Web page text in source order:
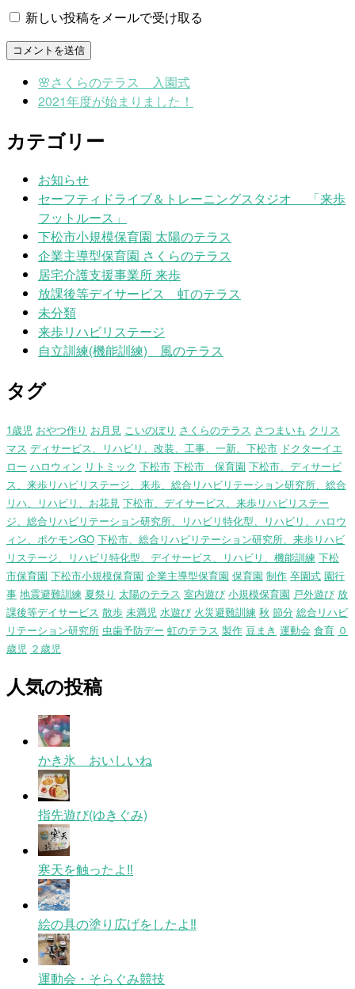
新しい投稿をメールで受け取る
🌸さくらのテラス 入園式
2021年度が始まりました！
カテゴリー
お知らせ
セーフティドライブ＆トレーニングスタジオ 「来歩
フットルース」
下松市小規模保育園 太陽のテラス
企業主導型保育園 さくらのテラス
居宅介護支援事業所 来歩
放課後等デイサービス 虹のテラス
未分類
来歩リハビリステージ
自立訓練(機能訓練) 風のテラス
タグ
1歳児 おやつ作り お月見 こいのぼり さくらのテラス さつまいも クリス
マス ディサービス、リハビリ、改装、工事、一新、下松市 ドクターイエ
ロー ハロウィン リトミック 下松市 下松市 保育園 下松市、ディサービ
ス、来歩リハビリステージ、来歩、総合リハビリテーション研究所、総合
リハ、リハビリ、お花見 下松市、デイサービス、来歩リハビリステー
ジ、総合リハビリテーション研究所、リハビリ特化型、リハビリ、ハロウ
ィン、ポケモンGO 下松市、総合リハビリテーション研究所、来歩リハビ
リステージ、リハビリ特化型、デイサービス、リハビリ、機能訓練 下松
市保育園 下松市小規模保育園 企業主導型保育園 保育園 制作 卒園式 園行
事 地震避難訓練 夏祭り 太陽のテラス 室内遊び 小規模保育園 戸外遊び 放
課後等デイサービス 散歩 未満児 水遊び 火災避難訓練 秋 節分 総合リハビ
リテーション研究所 虫歯予防デー 虹のテラス 製作 豆まき 運動会 食育 ０
歳児 ２歳児
人気の投稿
かき氷 おいしいね
指先遊び(ゆきぐみ)
寒天を触ったよ‼
絵の具の塗り広げをしたよ‼
運動会・そらぐみ競技